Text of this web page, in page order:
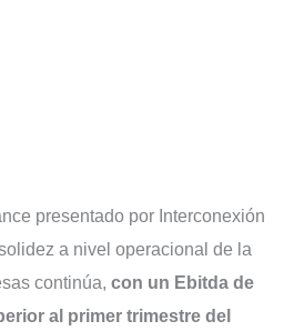
presentado por Interconexión
a nivel operacional de la
continúa, con un Ebitda de
al primer trimestre del